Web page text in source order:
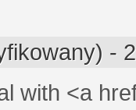
-
with <a